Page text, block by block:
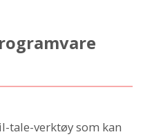
tale-verktøy som kan